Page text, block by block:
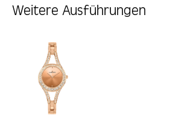
Weitere Ausführungen
Produktgalerie überspringen